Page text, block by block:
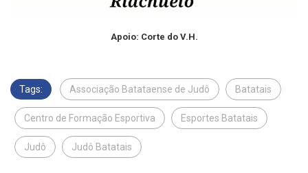
Apoio: Corte do V.H.
Tags: Associação Batataense de Judô Batatais
Centro de Formação Esportiva Esportes Batatais
Judô Judô Batatais